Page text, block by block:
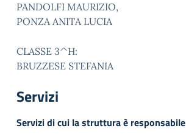
PANDOLFI MAURIZIO,
PONZA ANITA LUCIA
CLASSE 3^H:
BRUZZESE STEFANIA
Servizi
Servizi di cui la struttura è responsabile